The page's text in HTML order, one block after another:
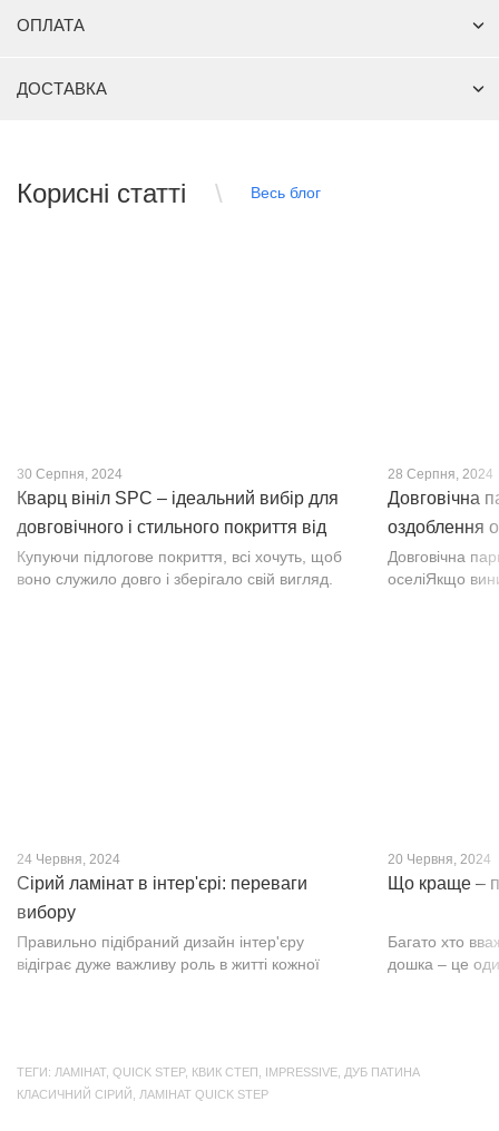
ОПЛАТА
ДОСТАВКА
Корисні статті Весь блог
30 Серпня, 2024
Кварц вініл SPC – ідеальний вибір для
довговічного і стильного покриття від
PROFLOOR
Купуючи підлогове покриття, всі хочуть, щоб
воно служило довго і зберігало свій вигляд.
28 Серпня, 2024
Довговічна
оздоблення
Довговічна
оселіЯкщо
24 Червня, 2024
Сірий ламінат в інтер'єрі: переваги
вибору
Правильно підібраний дизайн інтер'єру
відіграє дуже важливу роль в житті кожної
20 Червня, 2024
Що краще –
Багато хто
дошка – це
ТЕГИ: ЛАМІНАТ, QUICK STEP, КВИК СТЕП IMPRESSIVE ДУБ ПАТИНА
КЛАСИЧНИЙ СІРИЙ
ЛАМІНАТ QUICK STEP